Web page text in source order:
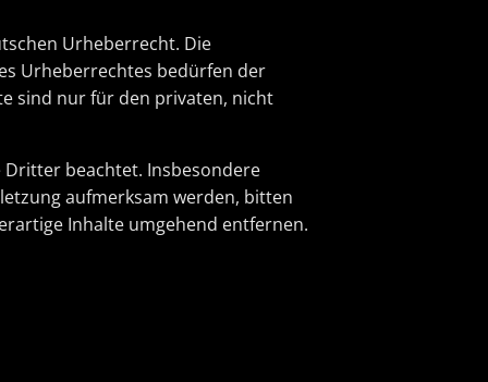
Urheberrecht. Die
Urheberrechtes bedürfen der
sind nur für den privaten, nicht
beachtet. Insbesondere
aufmerksam werden, bitten
Inhalte umgehend entfernen.